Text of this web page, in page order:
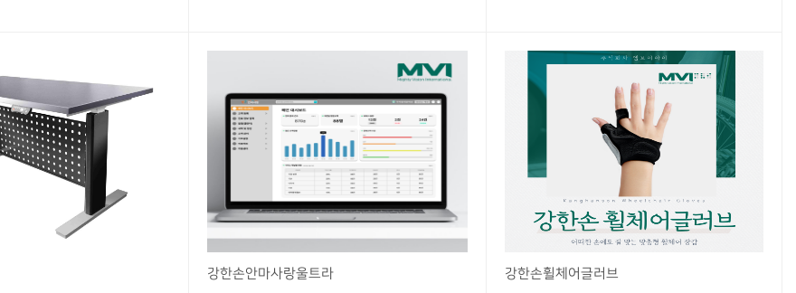
강한손안마사랑울트라 강한손휠체어글러브